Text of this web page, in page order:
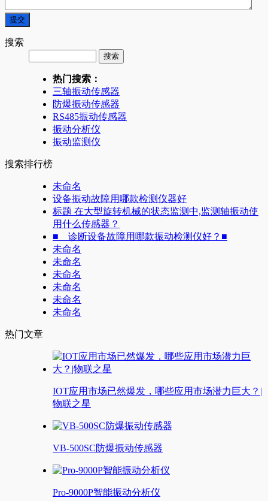
搜索
热门搜索：
三轴振动传感器
防爆振动传感器
RS485振动传感器
振动分析仪
振动监测仪
搜索排行榜
未命名
设备振动故障用哪款检测仪器好
标题 在大型旋转机械的状态监测中,监测轴振动使
用什么传感器？
■ 诊断设备故障用哪款振动检测仪好？■
未命名
未命名
未命名
未命名
未命名
未命名
热门文章
IOT应用市场已然爆发，哪些应用市场潜力巨大？|
物联之星
VB-500SC防爆振动传感器
Pro-9000P智能振动分析仪